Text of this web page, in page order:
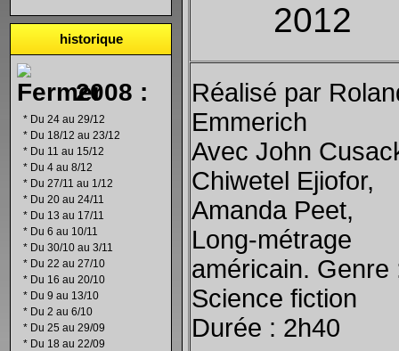
historique
2008 :
* Du 24 au 29/12
* Du 18/12 au 23/12
* Du 11 au 15/12
* Du 4 au 8/12
* Du 27/11 au 1/12
* Du 20 au 24/11
* Du 13 au 17/11
* Du 6 au 10/11
* Du 30/10 au 3/11
* Du 22 au 27/10
* Du 16 au 20/10
* Du 9 au 13/10
* Du 2 au 6/10
* Du 25 au 29/09
* Du 18 au 22/09
2012
Réalisé par
Emmerich
Avec John
Chiwetel Ejiofor,
Amanda Peet,
Long-métrage
américain. Genre
Science fiction
Durée : 2h40